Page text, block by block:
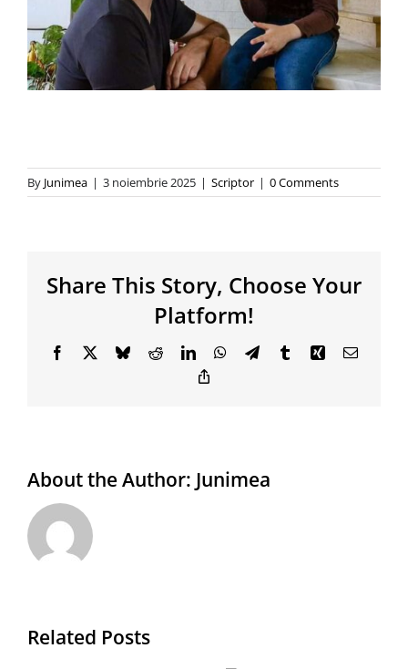
By Junimea | 3 noiembrie 2025 | Scriptor | 0 Comments
Share This Story, Choose Your
Platform!
Facebook BlueskyRedditLinkedInWhatsApp
TelegramTumblrXing Email
About the Author: Junimea
Related Posts
(să
„N-ai trăit